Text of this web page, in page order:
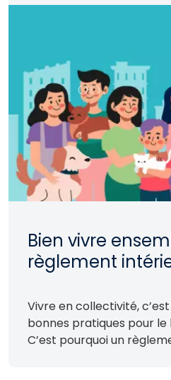
Bien vivre
règlement
Vivre en collectivité,
bonnes pratiques pour
C’est pourquoi un